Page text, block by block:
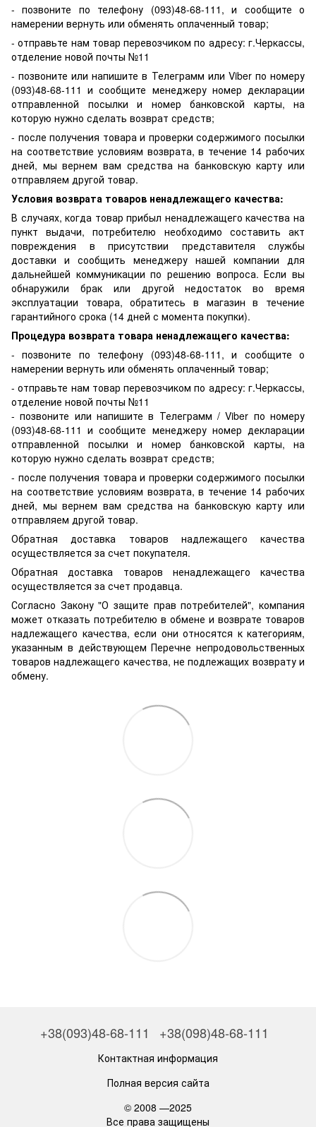
- позвоните по телефону (093)48-68-111, и сообщите о
намерении вернуть или обменять оплаченный товар;
- отправьте нам товар перевозчиком по адресу: г.Черкассы,
отделение новой почты №11
- позвоните или напишите в Телеграмм или Viber по номеру
(093)48-68-111 и сообщите менеджеру номер декларации
отправленной посылки и номер банковской карты, на
которую нужно сделать возврат средств;
- после получения товара и проверки содержимого посылки
на соответствие условиям возврата, в течение 14 рабочих
дней, мы вернем вам средства на банковскую карту или
отправляем другой товар.
Условия возврата товаров ненадлежащего качества:
В случаях, когда товар прибыл ненадлежащего качества на
пункт выдачи, потребителю необходимо составить акт
повреждения в присутствии представителя службы
доставки и сообщить менеджеру нашей компании для
дальнейшей коммуникации по решению вопроса. Если вы
обнаружили брак или другой недостаток во время
эксплуатации товара, обратитесь в магазин в течение
гарантийного срока (14 дней с момента покупки).
Процедура возврата товара ненадлежащего качества:
- позвоните по телефону (093)48-68-111, и сообщите о
намерении вернуть или обменять оплаченный товар;
- отправьте нам товар перевозчиком по адресу: г.Черкассы,
отделение новой почты №11
- позвоните или напишите в Телеграмм / Viber по номеру
(093)48-68-111 и сообщите менеджеру номер декларации
отправленной посылки и номер банковской карты, на
которую нужно сделать возврат средств;
- после получения товара и проверки содержимого посылки
на соответствие условиям возврата, в течение 14 рабочих
дней, мы вернем вам средства на банковскую карту или
отправляем другой товар.
Обратная доставка товаров надлежащего качества
осуществляется за счет покупателя.
Обратная доставка товаров ненадлежащего качества
осуществляется за счет продавца.
Согласно Закону "О защите прав потребителей", компания
может отказать потребителю в обмене и возврате товаров
надлежащего качества, если они относятся к категориям,
указанным в действующем Перечне непродовольственных
товаров надлежащего качества, не подлежащих возврату и
обмену.
+38(093)48-68-111 +38(098)48-68-111
Контактная информация
Полная версия сайта
© 2008 —2025
Все права защищены